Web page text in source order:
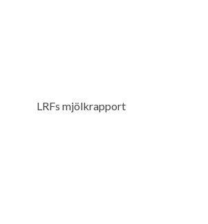
LRFs mjölkrapport